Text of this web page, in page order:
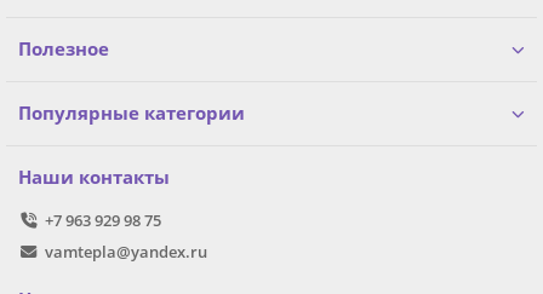
Полезное
Популярные категории
Наши контакты
+7 963 929 98 75
vamtepla@yandex.ru